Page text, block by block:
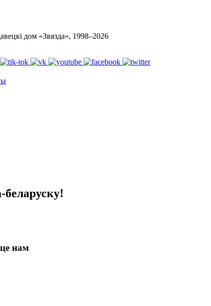
дом «Звязда», 1998–2026
нам